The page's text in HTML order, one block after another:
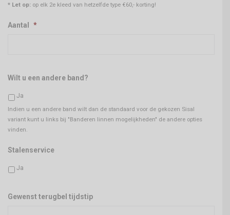
* Let op: op elk 2e kleed van hetzelfde type €60,- korting!
Aantal *
Wilt u een andere band?
Ja
Indien u een andere band wilt dan de standaard voor de gekozen Sisal
variant kunt u links bij "Banderen linnen mogelijkheden" de andere opties
vinden.
Stalenservice
Ja
Gewenst terugbel tijdstip